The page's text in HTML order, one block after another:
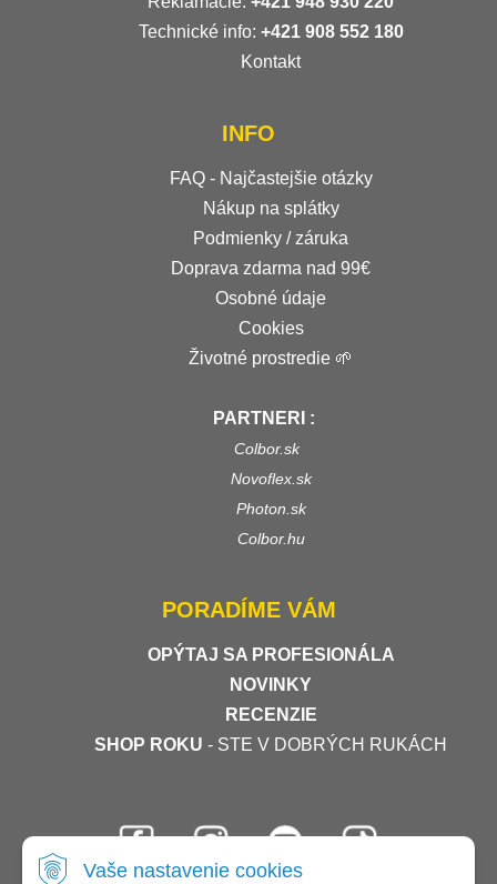
Vaše nastavenie cookies
Technické info: +421 908 552 180
Kontakt
INFO
FAQ - Najčastejšie otázky
Nákup na splátky
Podmienky / záruka
Doprava zdarma nad 99€
Osobné údaje
Cookies
Životné prostredie 🌱
PARTNERI :
Colbor.sk
Novoflex.sk
Photon.sk
Colbor.hu
PORADÍME VÁM
OPÝTAJ SA PROFESIONÁLA
NOVINKY
RECENZIE
SHOP ROKU - STE V DOBRÝCH RUKÁCH